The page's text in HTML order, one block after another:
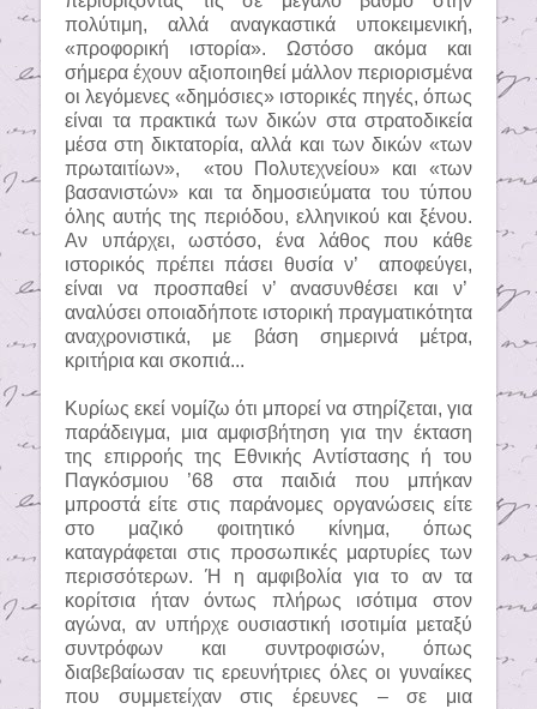
πολύτιμη, αλλά αναγκαστικά υποκειμενική,
«προφορική ιστορία». Ωστόσο ακόμα και
σήμερα έχουν αξιοποιηθεί μάλλον περιορισμένα
οι λεγόμενες «δημόσιες» ιστορικές πηγές, όπως
είναι τα πρακτικά των δικών στα στρατοδικεία
μέσα στη δικτατορία, αλλά και των δικών «των
πρωταιτίων»,
«του Πολυτεχνείου» και «των
βασανιστών» και τα δημοσιεύματα του τύπου
όλης αυτής της περιόδου, ελληνικού και ξένου.
Αν υπάρχει, ωστόσο, ένα λάθος που κάθε
ιστορικός πρέπει πάσει θυσία ν’
αποφεύγει,
είναι να προσπαθεί ν’ ανασυνθέσει και ν’
αναλύσει οποιαδήποτε ιστορική πραγματικότητα
αναχρονιστικά, με βάση σημερινά μέτρα,
κριτήρια και σκοπιά...
Κυρίως εκεί νομίζω ότι μπορεί να στηρίζεται, για
παράδειγμα, μια αμφισβήτηση για την έκταση
της επιρροής της Εθνικής Αντίστασης ή του
Παγκόσμιου ’68 στα παιδιά που μπήκαν
μπροστά είτε στις παράνομες οργανώσεις είτε
στο μαζικό φοιτητικό κίνημα, όπως
καταγράφεται στις προσωπικές μαρτυρίες των
περισσότερων. Ή η αμφιβολία για το αν τα
κορίτσια ήταν όντως πλήρως ισότιμα στον
αγώνα, αν υπήρχε ουσιαστική ισοτιμία μεταξύ
συντρόφων και συντροφισών, όπως
διαβεβαίωσαν τις ερευνήτριες όλες οι γυναίκες
που συμμετείχαν στις έρευνες – σε μια